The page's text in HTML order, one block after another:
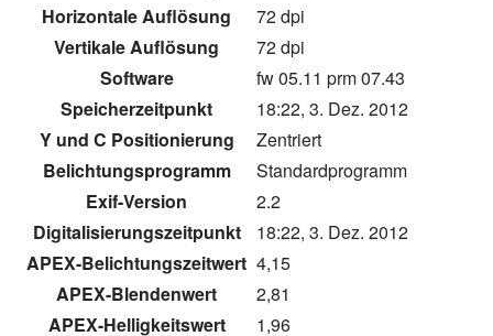
Horizontale Auflösung
72 dpi
Vertikale Auflösung
72 dpi
Software
fw 05.11 prm 07.43
Speicherzeitpunkt
18:22, 3. Dez. 2012
Y und C Positionierung
Zentriert
Belichtungsprogramm
Standardprogramm
Exif-Version
2.2
Digitalisierungszeitpunkt
18:22, 3. Dez. 2012
APEX-Belichtungszeitwert 4,15
APEX-Blendenwert
2,81
APEX-Helligkeitswert
1,96